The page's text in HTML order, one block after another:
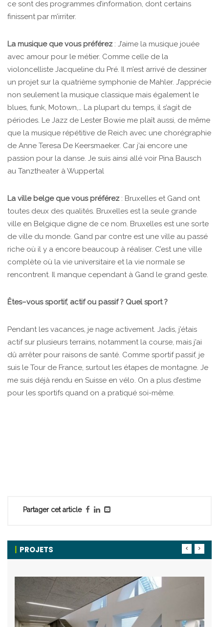
ce sont des programmes d’information, dont certains
finissent par m’irriter.
La musique que vous préférez : J’aime la musique jouée
avec amour pour le métier. Comme celle de la
violoncelliste Jacqueline du Pré. Il m’est arrivé de dessiner
un projet sur la quatrième symphonie de Mahler. J’apprécie
non seulement la musique classique mais également le
blues, funk, Motown,… La plupart du temps, il s’agit de
périodes. Le Jazz de Lester Bowie me plaît aussi, de même
que la musique répétitive de Reich avec une chorégraphie
de Anne Teresa De Keersmaeker. Car j’ai encore une
passion pour la danse. Je suis ainsi allé voir Pina Bausch
au Tanztheater à Wuppertal
La ville belge que vous préférez : Bruxelles et Gand ont
toutes deux des qualités. Bruxelles est la seule grande
ville en Belgique digne de ce nom. Bruxelles est une sorte
de ville du monde. Gand par contre est une ville au passé
riche où il y a encore beaucoup à réaliser. C’est une ville
complète où la vie universitaire et la vie normale se
rencontrent. Il manque cependant à Gand le grand geste.
Êtes–vous sportif, actif ou passif ? Quel sport ?
Pendant les vacances, je nage activement. Jadis, j’étais
actif sur plusieurs terrains, notamment la course, mais j’ai
dû arrêter pour raisons de santé. Comme sportif passif, je
suis le Tour de France, surtout les étapes de montagne. Je
me suis déjà rendu en Suisse en vélo. On a plus d’estime
pour les sportifs quand on a pratiqué soi-même.
Partager cet article
PROJETS